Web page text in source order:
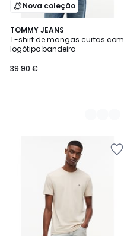
Nova coleção
TOMMY JEANS
T-shirt de mangas curtas com
logótipo bandeira
39.90 €
2
Cores